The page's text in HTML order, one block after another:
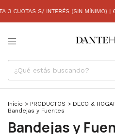
S/ INTERÉS (SIN MÍNIMO) | 6
Inicio > PRODUCTOS > DECO &
Bandejas y Fuentes
Bandejas y